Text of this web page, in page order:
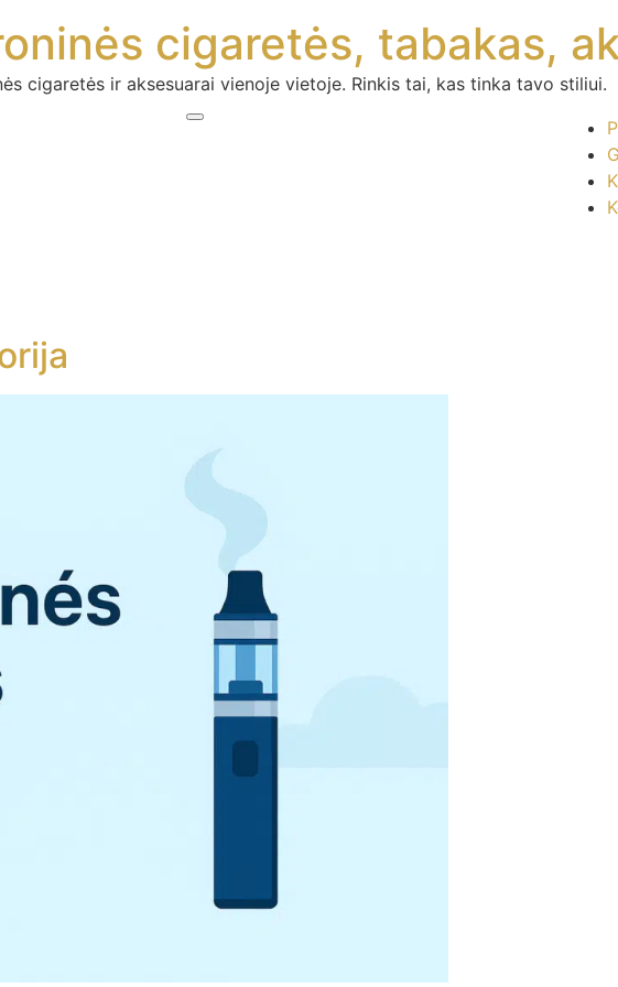
cigaretės, tabakas,
cigaretės ir aksesuarai vienoje vietoje. Rinkis tai, kas tinka tavo stiliui.